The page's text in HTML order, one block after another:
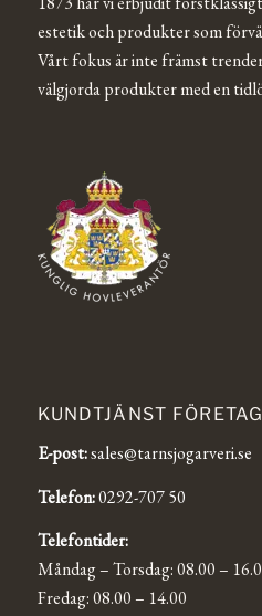
estetik och produkter som
Vårt fokus är inte främst
välgjorda produkter med en
KUNDTJÄNST FÖRETAG
E-post:sales@tarnsjogarveri.se
Telefon:0292-707 50
Telefontider:
Måndag – Torsdag: 08.00 –
Fredag: 08.00 – 14.00